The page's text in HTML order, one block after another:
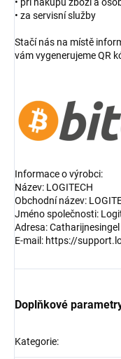
• při nákupu zboží a
• za servisní služby
Stačí nás na místě
vám vygenerujeme QR
Informace o výrobci:
Název: LOGITECH
Obchodní název:
Jméno společnosti:
Adresa:
E-mail: https://
Doplňkové
Kategorie: